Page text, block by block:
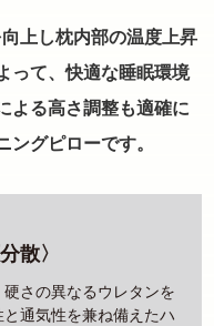
上し枕内部の温度上昇
って、快適な睡眠環境
よる高さ調整も適確に
グピローです。
散〉
さの異なるウレタンを
通気性を兼ね備えたハ